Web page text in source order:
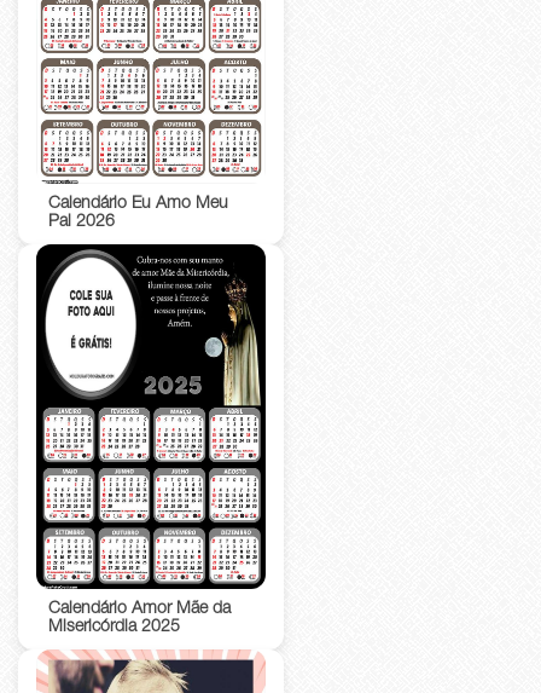
Calendário Eu Amo Meu
Pai 2026
Calendário Amor Mãe da
Misericórdia 2025